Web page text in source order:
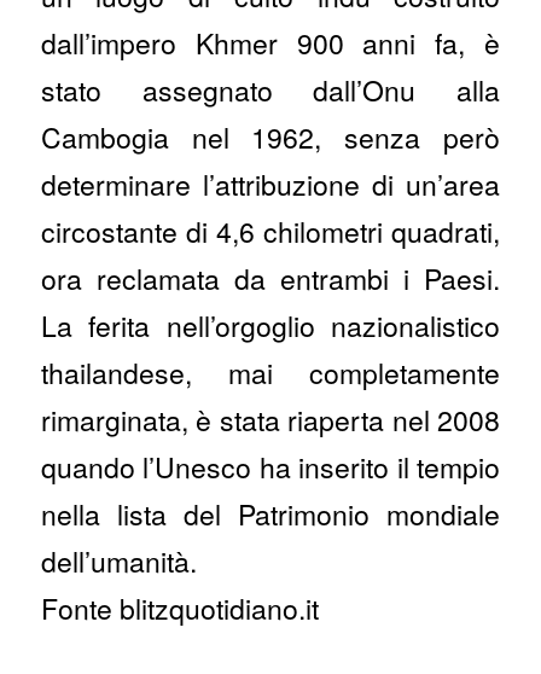
dall’impero Khmer 900 anni fa, è
stato assegnato dall’Onu alla
Cambogia nel 1962, senza però
determinare l’attribuzione di un’area
circostante di 4,6 chilometri quadrati,
ora reclamata da entrambi i Paesi.
La ferita nell’orgoglio nazionalistico
thailandese, mai completamente
rimarginata, è stata riaperta nel 2008
quando l’Unesco ha inserito il tempio
nella lista del Patrimonio mondiale
dell’umanità.
Fonte blitzquotidiano.it